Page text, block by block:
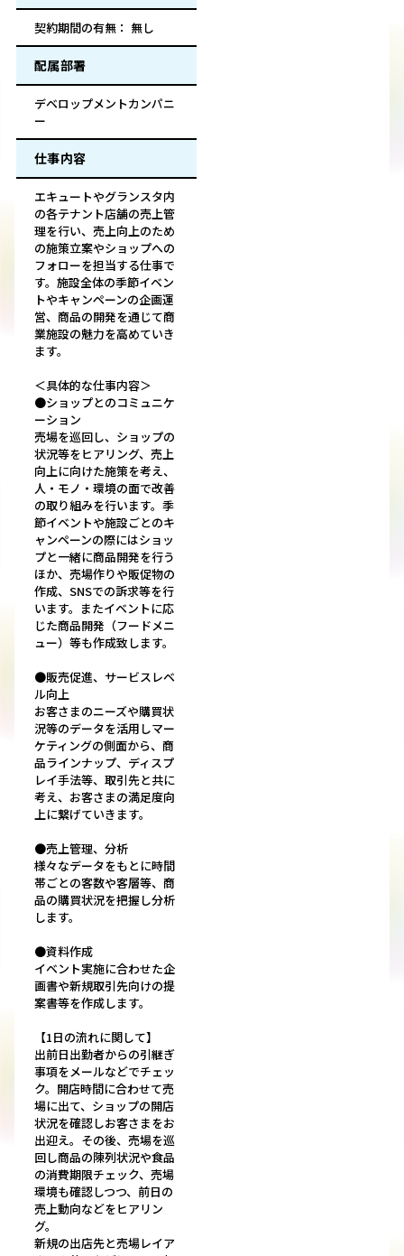
契約期間の有無： 無し
配属部署
デベロップメントカンパニ
ー
仕事内容
エキュートやグランスタ内
の各テナント店舗の売上管
理を行い、売上向上のため
の施策立案やショップへの
フォローを担当する仕事で
す。施設全体の季節イベン
トやキャンペーンの企画運
営、商品の開発を通じて商
業施設の魅力を高めていき
ます。
＜具体的な仕事内容＞
●ショップとのコミュニケ
ーション
売場を巡回し、ショップの
状況等をヒアリング、売上
向上に向けた施策を考え、
人・モノ・環境の面で改善
の取り組みを行います。季
節イベントや施設ごとのキ
ャンペーンの際にはショッ
プと一緒に商品開発を行う
ほか、売場作りや販促物の
作成、SNSでの訴求等を行
います。またイベントに応
じた商品開発（フードメニ
ュー）等も作成致します。
●販売促進、サービスレベ
ル向上
お客さまのニーズや購買状
況等のデータを活用しマー
ケティングの側面から、商
品ラインナップ、ディスプ
レイ手法等、取引先と共に
考え、お客さまの満足度向
上に繋げていきます。
●売上管理、分析
様々なデータをもとに時間
帯ごとの客数や客層等、商
品の購買状況を把握し分析
します。
●資料作成
イベント実施に合わせた企
画書や新規取引先向けの提
案書等を作成します。
【1日の流れに関して】
出前日出勤者からの引継ぎ
事項をメールなどでチェッ
ク。開店時間に合わせて売
場に出て、ショップの開店
状況を確認しお客さまをお
出迎え。その後、売場を巡
回し商品の陳列状況や食品
の消費期限チェック、売場
環境も確認しつつ、前日の
売上動向などをヒアリン
グ。
新規の出店先と売場レイア